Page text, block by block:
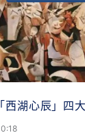
西湖心辰」四